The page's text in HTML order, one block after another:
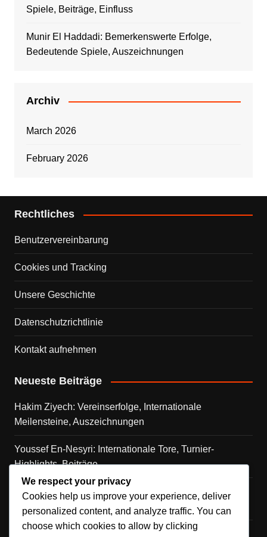
Spiele, Beiträge, Einfluss
Munir El Haddadi: Bemerkenswerte Erfolge,
Bedeutende Spiele, Auszeichnungen
Archiv
March 2026
February 2026
Rechtliches
Benutzervereinbarung
Cookies und Tracking
Unsere Geschichte
Datenschutzrichtlinie
Kontakt aufnehmen
Neueste Beiträge
Hakim Ziyech: Vereinserfolge, Internationale
Meilensteine, Auszeichnungen
Youssef En-Nesyri: Internationale Tore, Turnier-
Highlights, Beiträge
Hakimis Beiträge: Erfolg der Nationalmannschaft,
Hervorragende Leistungen, Auszeichnungen
Amrabats internationale Reise: Bedeutende Spiele,
We respect your privacy
Cookies help us improve your experience, deliver
personalized content, and analyze traffic. You can
choose which cookies to allow by clicking